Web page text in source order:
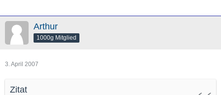
Arthur
1000g Mitglied
3. April 2007
Zitat